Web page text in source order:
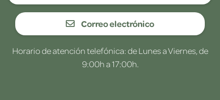
Correo electrónico
Horario de atención telefónica: de Lunes a Viernes, de
9:00h a 17:00h.